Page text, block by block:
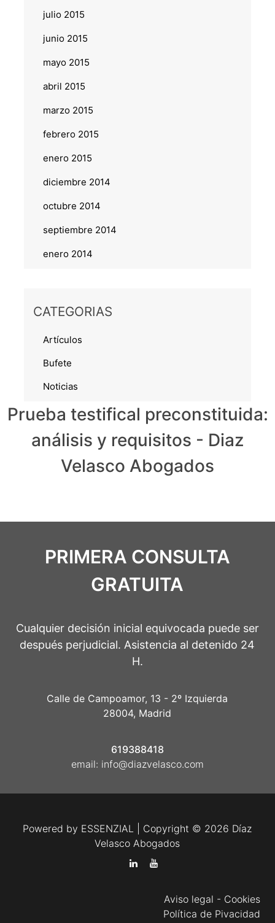
julio 2015
junio 2015
mayo 2015
abril 2015
marzo 2015
febrero 2015
enero 2015
diciembre 2014
octubre 2014
septiembre 2014
enero 2014
CATEGORIAS
Artículos
Bufete
Noticias
Prueba testifical preconstituida:
análisis y requisitos - Diaz
Velasco Abogados
PRIMERA CONSULTA
GRATUITA
Cualquier decisión inicial equivocada puede ser
después perjudicial. Asistencia al detenido 24
H.
Calle de Campoamor, 13 - 2º Izquierda
28004, Madrid
619388418
email: info@diazvelasco.com
Powered by ESSENZIAL | Copyright © 2026 Díaz
Velasco Abogados
Aviso legal - Cookies
Política de Pivacidad